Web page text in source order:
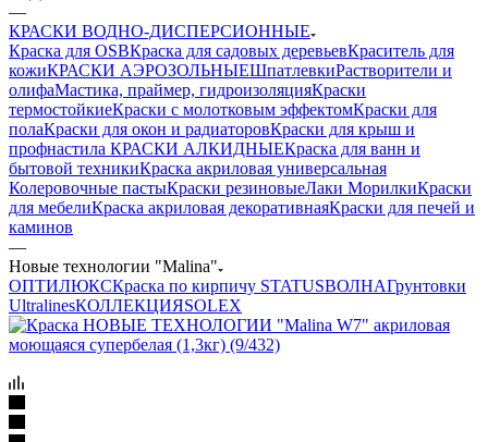
—
КРАСКИ ВОДНО-ДИСПЕРСИОННЫЕ
Краска для OSBКраска для садовых деревьевКраситель для
кожиКРАСКИ АЭРОЗОЛЬНЫЕШпатлевкиРастворители и
олифаМастика, праймер, гидроизоляцияКраски
термостойкиеКраски с молотковым эффектомКраски для
полаКраски для окон и радиаторовКраски для крыш и
профнастила КРАСКИ АЛКИДНЫЕКраска для ванн и
бытовой техникиКраска акриловая универсальная
Колеровочные пастыКраски резиновыеЛаки МорилкиКраски
для мебелиКраска акриловая декоративнаяКраски для печей и
каминов
—
Новые технологии "Malina"
ОПТИЛЮКСКраска по кирпичу STATUSВОЛНАГрунтовки
UltralinesКОЛЛЕКЦИЯSOLEX